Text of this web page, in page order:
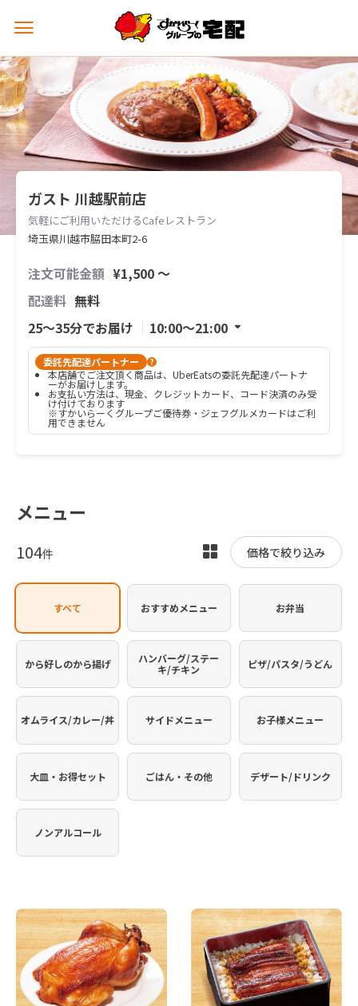
メ
ュ
ー
を
開
く
ガスト 川越駅前店
気軽にご利用いただけるCafeレストラン
埼玉県川越市脇田本町2-6
注文可能金額 ¥1,500 〜
配達料 無料
25〜35分でお届け
10:00〜21:00
委託先配達パートナー ?
本店舗でご注文頂く商品は、UberEatsの委託先配達パートナ
ーがお届けします。
お支払い方法は、現金、クレジットカード、コード決済のみ受
け付けております
※すかいらーくグループご優待券・ジェフグルメカードはご利
用できません
メニュー
104件
表
を
り
替
価格で絞り込み
すべて おすすめメニュー お弁当
から好しのから揚げ
ハンバーグ/ステー
キ/チキン
ピザ/パスタ/うどん
オムライス/カレー/丼 サイドメニュー お子様メニュー
大皿・お得セット ごはん・その他 デザート/ドリンク
ノンアルコール